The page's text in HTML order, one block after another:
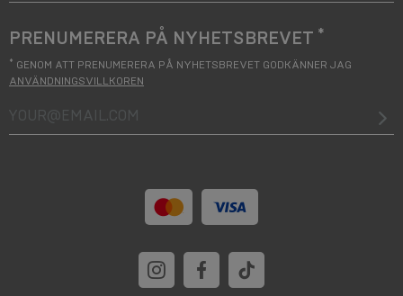
PRENUMERERA PÅ NYHETSBREVET *
* GENOM ATT PRENUMERERA PÅ NYHETSBREVET GODKÄNNER JAG
ANVÄNDNINGSVILLKOREN
your@email.com